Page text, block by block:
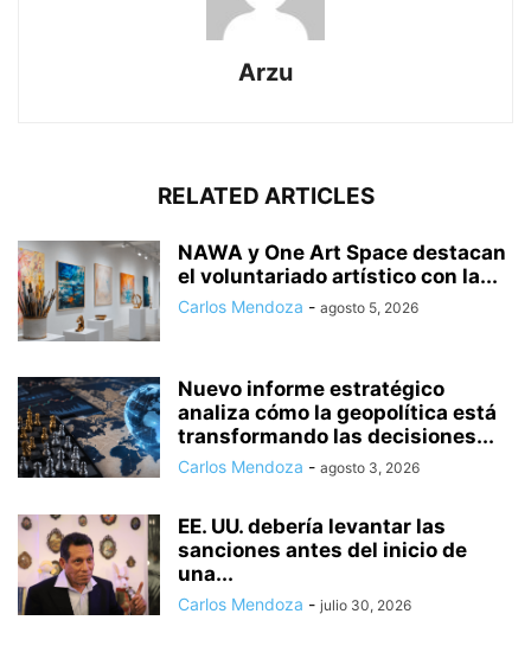
Arzu
RELATED ARTICLES
NAWA y One Art Space destacan
el voluntariado artístico con la...
Carlos Mendoza - agosto 5, 2026
Nuevo informe estratégico
analiza cómo la geopolítica está
transformando las decisiones...
Carlos Mendoza - agosto 3, 2026
EE. UU. debería levantar las
sanciones antes del inicio de
una...
Carlos Mendoza - julio 30, 2026